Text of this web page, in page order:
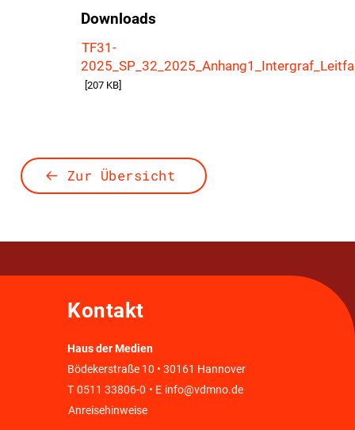
Downloads
TF31-
[207 KB]
Zur Übersicht
Kontakt
Haus der Medien
Bödekerstraße 10 • 30161 Hannover
T 0511 33806-0 • E info@vdmno.de
Anreisehinweise